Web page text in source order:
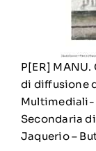
P[ER]
di diffusione
Multimediali-
Secondaria
Jaquerio –